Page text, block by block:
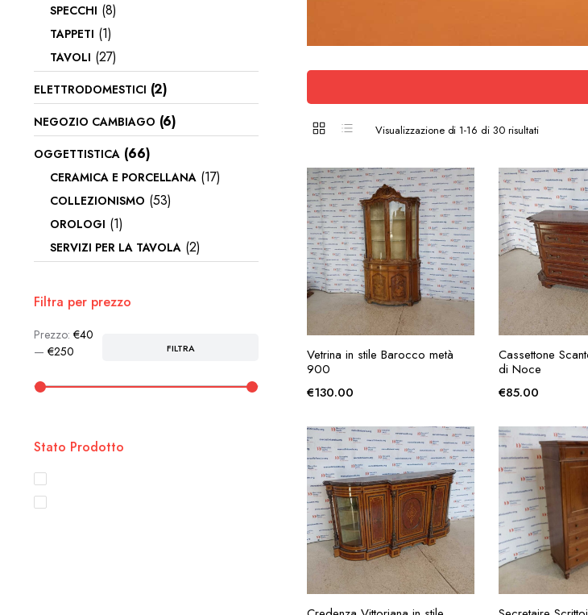
Visualizzazione di 1-16 di 30 risultatiOrdina
al
più
recente
RICHIESTA
Vetrina in stile Barocco metà
900
€130.00
Cassettone
di Noce
€85.00
SPECCHI (8)
TAPPETI (1)
TAVOLI (27)
ELETTRODOMESTICI (2)
NEGOZIO CAMBIAGO (6)
OGGETTISTICA (66)
CERAMICA E PORCELLANA (17)
COLLEZIONISMO (53)
OROLOGI (1)
SERVIZI PER LA TAVOLA (2)
Filtra per prezzo
FILTRA
Prezzo: €40
— €250
Stato Prodotto